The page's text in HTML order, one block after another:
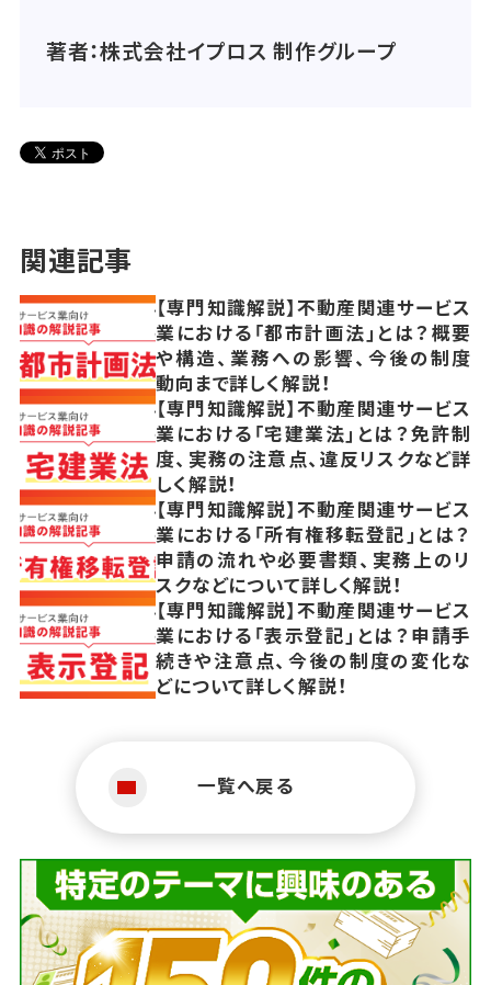
著者：株式会社イプロス 制作グループ
関連記事
【専門知識解説】不動産関連サービス
業における「都市計画法」とは？概要
や構造、業務への影響、今後の制度
動向まで詳しく解説！
【専門知識解説】不動産関連サービス
業における「宅建業法」とは？免許制
度、実務の注意点、違反リスクなど詳
しく解説！
【専門知識解説】不動産関連サービス
業における「所有権移転登記」とは？
申請の流れや必要書類、実務上のリ
スクなどについて詳しく解説！
【専門知識解説】不動産関連サービス
業における「表示登記」とは？申請手
続きや注意点、今後の制度の変化な
どについて詳しく解説！
一覧へ戻る